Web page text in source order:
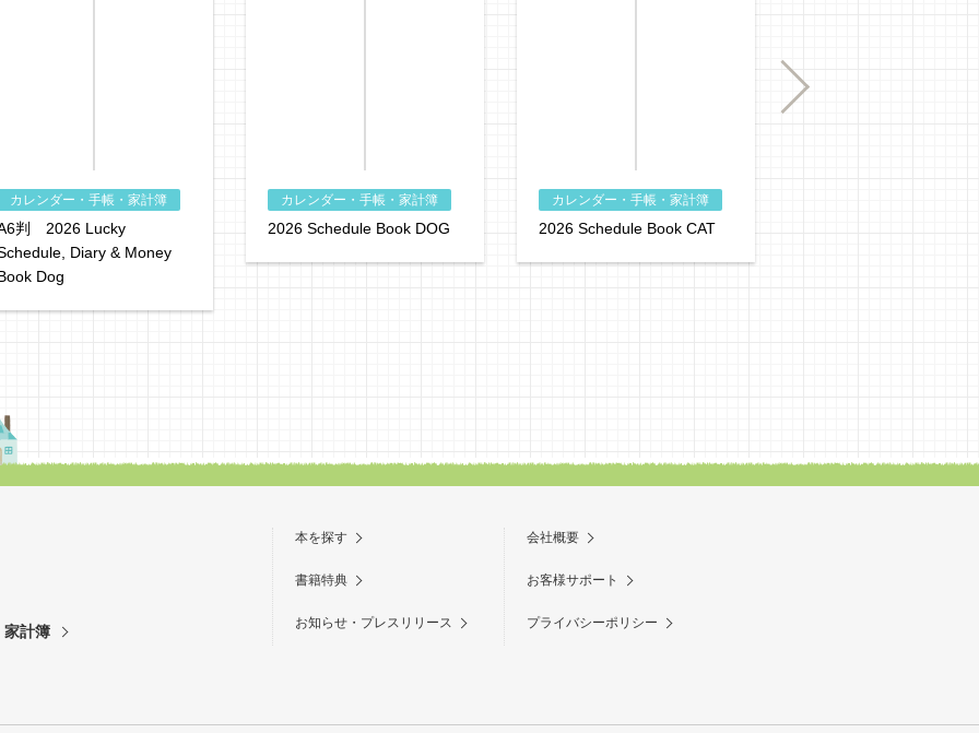
カレンダー・手帳・家計簿
判 2026 Lucky
Diary & Money
Dog
カレンダー・手帳・家計簿
2026 Schedule Book DOG
カレンダー・手帳・家計簿
2026 Schedule Book CAT
Next
家計簿
本を探す
書籍特典
お知らせ・プレスリリース
会社概要
お客様サポート
プライバシーポリシー